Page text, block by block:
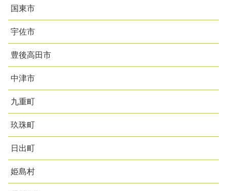
国東市
宇佐市
豊後高田市
中津市
九重町
玖珠町
日出町
姫島村